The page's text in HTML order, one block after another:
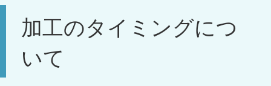
加工のタイミングにつ
いて